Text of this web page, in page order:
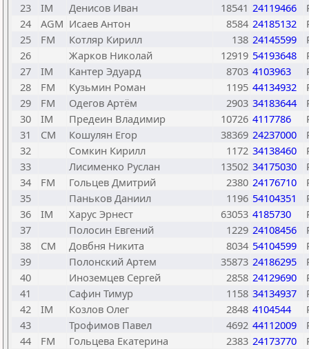
23
IM Денисов Иван 18541 24119466
24
AGM Исаев Антон 8584 24185132
25
FM Котляр Кирилл 138 24145599
26
Жарков Николай 12919 54193648
27
IM Кантер Эдуард 8703 4103963
28
FM Кузьмин Роман 1195 44134932
29
FM Одегов Артём 2903 34183644
30
IM Предеин Владимир 10726 4117786
31
CM Кошулян Егор 38369 24237000
32
Сомкин Кирилл 1172 34138460
33
Лисименко Руслан 13502 34175030
34
FM Гольцев Дмитрий 2380 24176710
35
Паньков Даниил 1196 54104351
36
IM Харус Эрнест 63053 4185730
37
Полосин Евгений 1229 24108456
38
CM Довбня Никита 8034 54104599
39
Полонский Артем 35873 24186295
40
Иноземцев Сергей 2858 24129690
41
Сафин Тимур 1158 34134937
42
IM Козлов Олег 2848 4104544
43
Трофимов Павел 4692 44112009
44
FM Гольцева Екатерина 2383 24173770